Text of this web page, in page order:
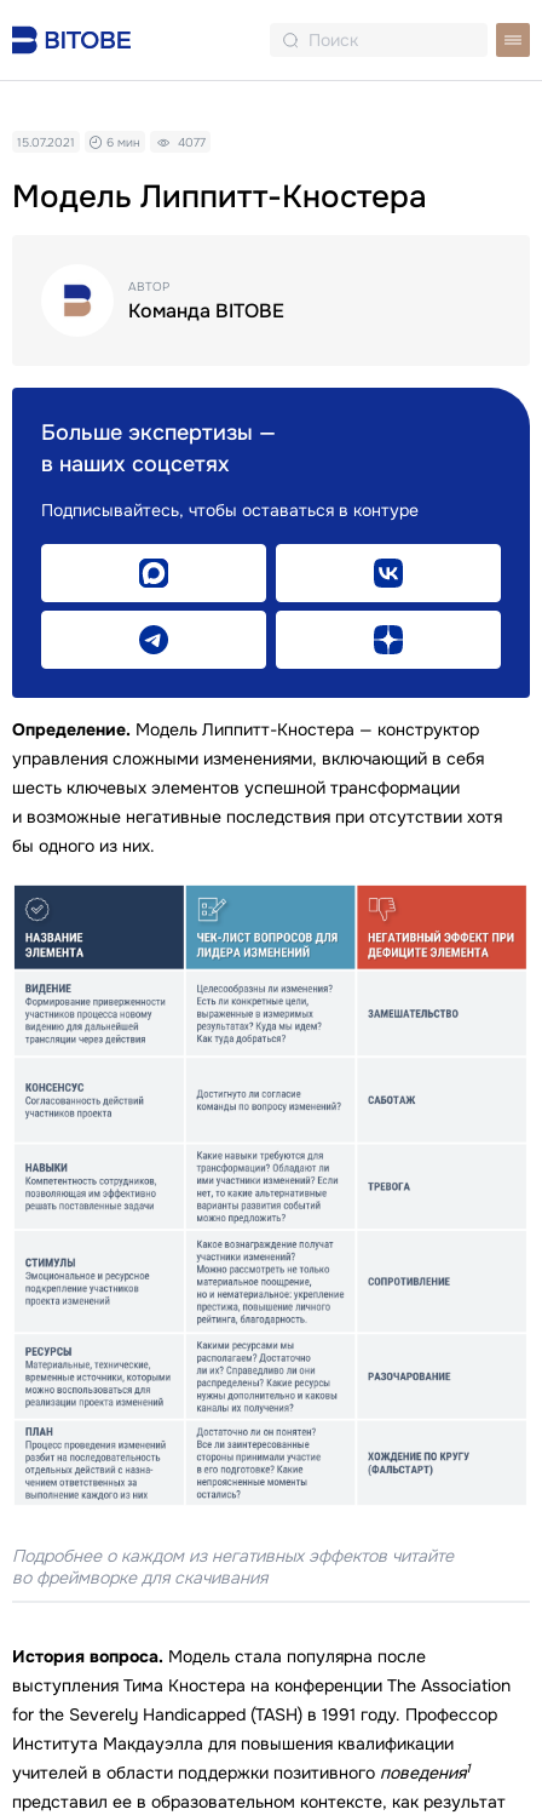
Модель Липпитт-Кностера
15.07.2021 6 мин 4077
Определение. Модель Липпитт-Кностера — конструктор
управления сложными изменениями, включающий в себя
шесть ключевых элементов успешной трансформации
и возможные негативные последствия при отсутствии хотя
бы одного из них.
Подробнее о каждом из негативных эффектов читайте
во фреймворке для скачивания
История вопроса. Модель стала популярна после
выступления Тима Кностера на конференции The Association
for the Severely Handicapped (TASH) в 1991 году. Профессор
Института Макдауэлла для повышения квалификации
учителей в области поддержки позитивного поведения1
представил ее в образовательном контексте, как результат
Больше экспертизы —
в наших соцсетях
Подписывайтесь, чтобы оставаться в контуре
АВТОР
Команда BITOBE